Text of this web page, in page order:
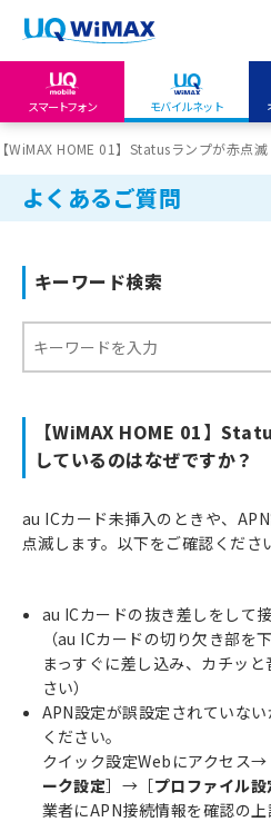
スマートフォン モバイルネット
my UQ WiMAX
UQ WiMAX ご契約の方
My UQ mobile
UQ mobile
UQ mobile
オンラインショップ
UQ WiMAX
UQ mobile
販売店舗
UQ WiMAX
WiMAX HOME 01】Statusランプが赤点
よくあるご質問
キーワード検索
【WiMAX HOME 01】
しているのはなぜですか？
au ICカード未挿入のときや、
点滅します。以下をご確認くださ
au ICカードの抜き差しをして
（au ICカードの切り欠き部を
まっすぐに差し込み、カチッ
さい）
APN設定が誤設定されていな
ください。
クイック設定Webにアクセス→
ーク設定］→［プロファイル設
業者にAPN接続情報を確認の上